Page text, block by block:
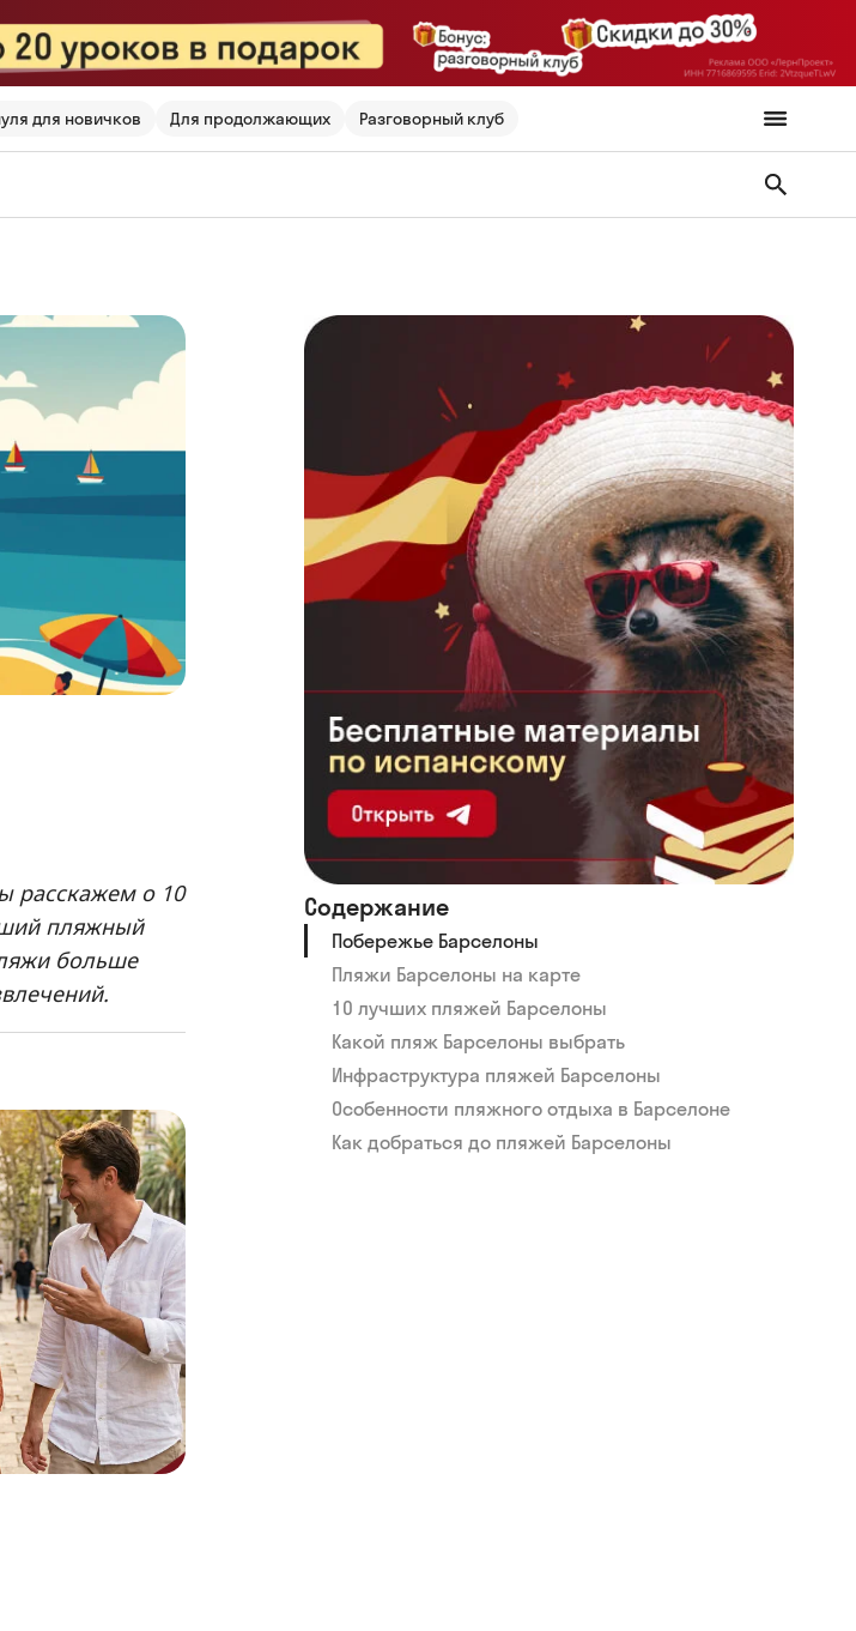
для новичков Для продолжающих Разговорный клуб
расскажем о 10
пляжный
больше
Содержание
Побережье Барселоны
Пляжи Барселоны на карте
10 лучших пляжей Барселоны
Какой пляж Барселоны выбрать
Инфраструктура пляжей Барселоны
Особенности пляжного отдыха в Барселоне
Как добраться до пляжей Барселоны